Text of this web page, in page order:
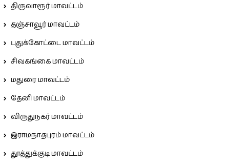
திருவாரூர் மாவட்டம்
தஞ்சாவூர் மாவட்டம்
புதுக்கோட்டை மாவட்டம்
சிவகங்கை மாவட்டம்
மதுரை மாவட்டம்
தேனி மாவட்டம்
விருதுநகர் மாவட்டம்
இராமநாதபுரம் மாவட்டம்
தூத்துக்குடி மாவட்டம்